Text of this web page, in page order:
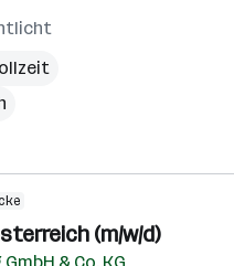
(m/w/d)